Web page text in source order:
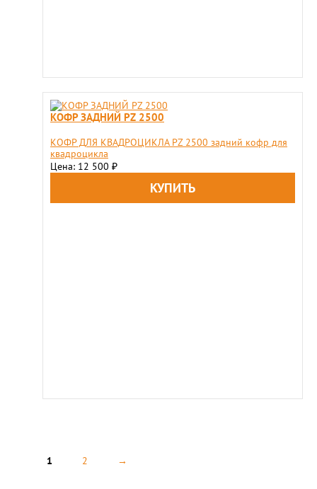
КОФР ЗАДНИЙ PZ 2500
КОФР ДЛЯ КВАДРОЦИКЛА PZ 2500 задний кофр для
квадроцикла
Цена: 12 500 ₽
1 2 →